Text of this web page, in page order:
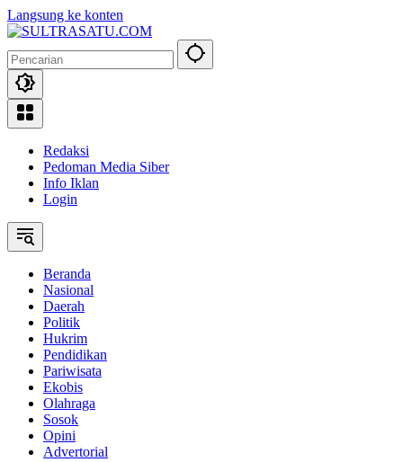
Langsung ke konten
Redaksi
Pedoman Media Siber
Info Iklan
Login
Beranda
Nasional
Daerah
Politik
Hukrim
Pendidikan
Pariwisata
Ekobis
Olahraga
Sosok
Opini
Advertorial